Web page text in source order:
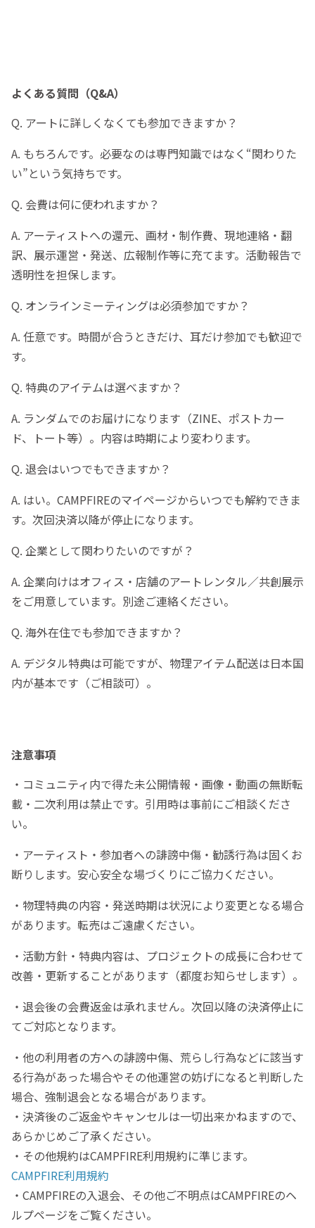
よくある質問（Q&A）
Q. アートに詳しくなくても参加できますか？
A. もちろんです。必要なのは専門知識ではなく“関わりた
い”という気持ちです。
Q. 会費は何に使われますか？
A. アーティストへの還元、画材・制作費、現地連絡・翻
訳、展示運営・発送、広報制作等に充てます。活動報告で
透明性を担保します。
Q. オンラインミーティングは必須参加ですか？
A. 任意です。時間が合うときだけ、耳だけ参加でも歓迎で
す。
Q. 特典のアイテムは選べますか？
A. ランダムでのお届けになります（ZINE、ポストカー
ド、トート等）。内容は時期により変わります。
Q. 退会はいつでもできますか？
A. はい。CAMPFIREのマイページからいつでも解約できま
す。次回決済以降が停止になります。
Q. 企業として関わりたいのですが？
A. 企業向けはオフィス・店舗のアートレンタル／共創展示
をご用意しています。別途ご連絡ください。
Q. 海外在住でも参加できますか？
A. デジタル特典は可能ですが、物理アイテム配送は日本国
内が基本です（ご相談可）。
注意事項
・コミュニティ内で得た未公開情報・画像・動画の無断転
載・二次利用は禁止です。引用時は事前にご相談くださ
い。
・アーティスト・参加者への誹謗中傷・勧誘行為は固くお
断りします。安心安全な場づくりにご協力ください。
・物理特典の内容・発送時期は状況により変更となる場合
があります。転売はご遠慮ください。
・活動方針・特典内容は、プロジェクトの成長に合わせて
改善・更新することがあります（都度お知らせします）。
・退会後の会費返金は承れません。次回以降の決済停止に
てご対応となります。
・他の利用者の方への誹謗中傷、荒らし行為などに該当す
る行為があった場合やその他運営の妨げになると判断した
場合、強制退会となる場合があります。
・決済後のご返金やキャンセルは一切出来かねますので、
あらかじめご了承ください。
・その他規約はCAMPFIRE利用規約に準じます。
CAMPFIRE利用規約
・CAMPFIREの入退会、その他ご不明点はCAMPFIREのヘ
ルプページをご覧ください。